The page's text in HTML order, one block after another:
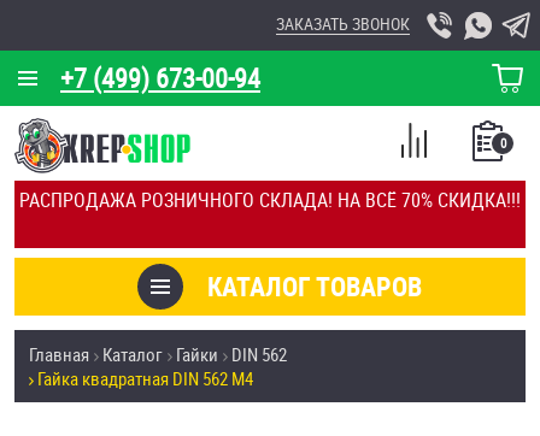
РАСПРОДАЖА РОЗНИЧНОГО СКЛАДА! НА ВСЁ 70% СКИДКА!!!
+7 (499) 673-00-94
ЗАКАЗАТЬ ЗВОНОК
КОРЗИНА
О КОМПАНИИ
КАЛЬКУЛЯТОР
ОТЗЫВЫ
УСЛУГИ
СКИДКИ
КАТАЛОГ ТОВАРОВ
0
СПИСОК
СРАВНЕНИЕ
Товары со скидкой
Анкеры
Главная Каталог Гайки
DIN 562
Гайка квадратная DIN 562 М4